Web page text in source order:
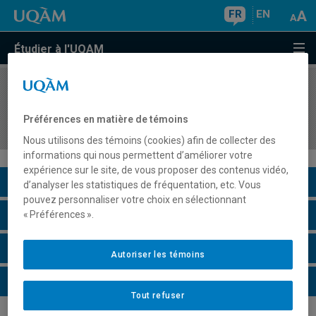
FR EN
Étudier à l'UQAM
COURS//
d'intervention des parents
Description du cours
Horaire - Été 2026
Horaire - Automne 2026
Horaire - Hiver 2027
Préférences en matière de témoins
Nous utilisons des témoins (cookies) afin de collecter des
informations qui nous permettent d’améliorer votre
expérience sur le site, de vous proposer des contenus vidéo,
d’analyser les statistiques de fréquentation, etc. Vous
pouvez personnaliser votre choix en sélectionnant
« Préférences ».
Tout refuser
Autoriser les témoins